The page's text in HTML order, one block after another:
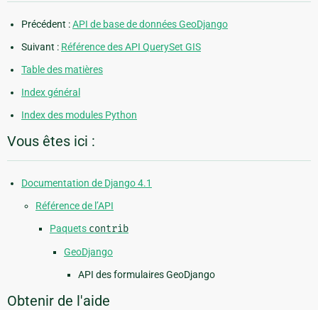
Précédent :API de base de données GeoDjango
Suivant : Référence des API QuerySet GIS
Table des matières
Index général
Index des modules Python
Vous êtes ici :
Documentation de Django 4.1
Référence de l’API
Paquets contrib
GeoDjango
API des formulaires GeoDjango
Obtenir de l'aide